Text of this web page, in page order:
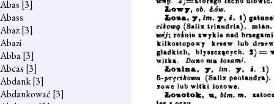
Abas [3]
Abass
Abaz[3]
Abazi
Abba[3]
Abcas [3]
Abdank[3]
Abdankować [3]